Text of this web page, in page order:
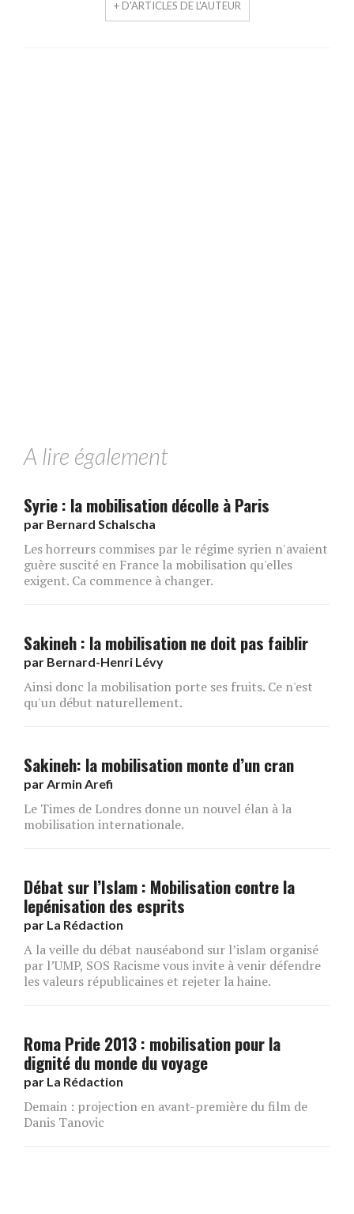
+ D'ARTICLES DE L'AUTEUR
A lire également
Syrie : la mobilisation décolle à Paris
par Bernard Schalscha
Les horreurs commises par le régime syrien n'avaient
guère suscité en France la mobilisation qu'elles
exigent. Ca commence à changer.
Sakineh : la mobilisation ne doit pas faiblir
par Bernard-Henri Lévy
Ainsi donc la mobilisation porte ses fruits. Ce n'est
qu'un début naturellement.
Sakineh: la mobilisation monte d’un cran
par Armin Arefi
Le Times de Londres donne un nouvel élan à la
mobilisation internationale.
Débat sur l’Islam : Mobilisation contre la
lepénisation des esprits
par La Rédaction
A la veille du débat nauséabond sur l’islam organisé
par l’UMP, SOS Racisme vous invite à venir défendre
les valeurs républicaines et rejeter la haine.
Roma Pride 2013 : mobilisation pour la
dignité du monde du voyage
par La Rédaction
Demain : projection en avant-première du film de
Danis Tanovic